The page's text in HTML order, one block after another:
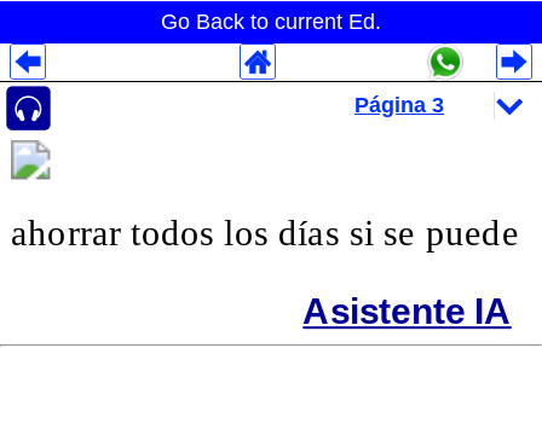
Go Back to current Ed.
ahorrar todos los días si se puede
Asistente IA
Despliegues Analytics
Despliegues Totales